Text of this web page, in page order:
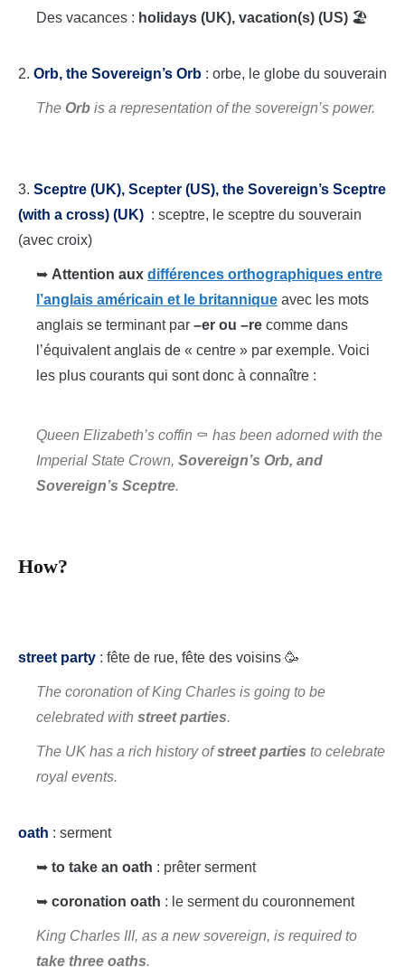
Des vacances : holidays (UK), vacation(s) (US) 🏖️
2. Orb, the Sovereign’s Orb : orbe, le globe du souverain
The Orb is a representation of the sovereign’s power.
3. Sceptre (UK), Scepter (US), the Sovereign’s Sceptre
(with a cross) (UK) : sceptre, le sceptre du souverain
(avec croix)
➥ Attention aux différences orthographiques entre
l’anglais américain et le britannique avec les mots
anglais se terminant par –er ou –re comme dans
l’équivalent anglais de « centre » par exemple. Voici
les plus courants qui sont donc à connaître :
Queen Elizabeth’s coffin ⚰️ has been adorned with the
Imperial State Crown, Sovereign’s Orb, and
Sovereign’s Sceptre.
How?
street party : fête de rue, fête des voisins 🥳
The coronation of King Charles is going to be
celebrated with street parties.
The UK has a rich history ofstreet parties to celebrate
royal events.
oath : serment
➥ to take an oath : prêter serment
➥ coronation oath : le serment du couronnement
King Charles III, as a new sovereign, is required to
take three oaths.